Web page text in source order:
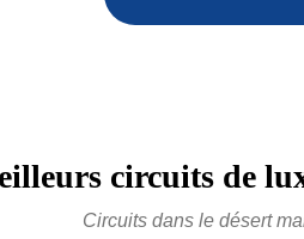
VIEW ALL TOURS
circuits de
Circuits dans le désert